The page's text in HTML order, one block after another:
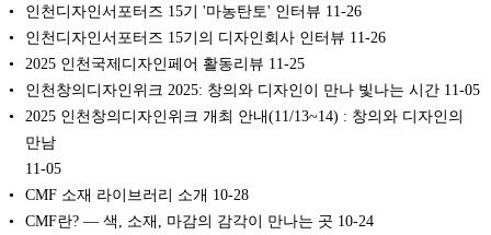
인천디자인서포터즈 15기 '마농탄토' 인터뷰 11-26
인천디자인서포터즈 15기의 디자인회사 인터뷰 11-26
2025 인천국제디자인페어 활동리뷰 11-25
인천창의디자인위크 2025: 창의와 디자인이 만나 빛나는 시간 11-05
2025 인천창의디자인위크 개최 안내(11/13~14) : 창의와 디자인의
만남
11-05
CMF 소재 라이브러리 소개 10-28
CMF란? — 색, 소재, 마감의 감각이 만나는 곳 10-24